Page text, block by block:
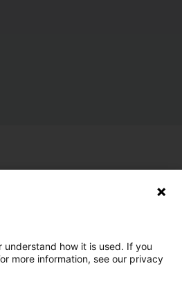
how it is used. If you
more information, see our privacy